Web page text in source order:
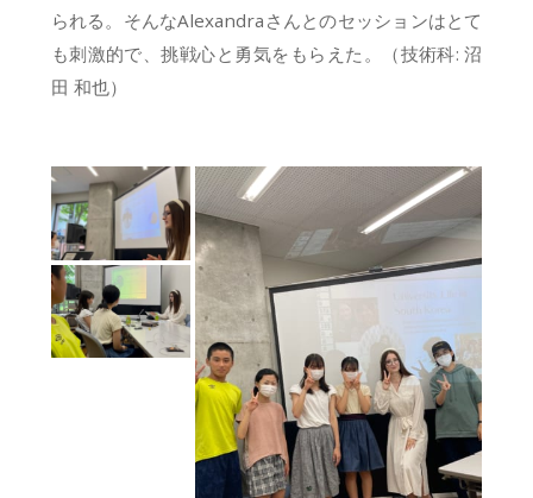
られる。そんなAlexandraさんとのセッションはとて
も刺激的で、挑戦心と勇気をもらえた。（技術科: 沼
田 和也）